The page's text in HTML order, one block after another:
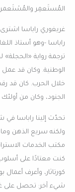
المُستَعمِر
غريغوري راباسا
راباسا -وهو أستاذ
ترجمة رواية «الحجلة»
الوطنية. وكان قد
خلال الحرب. كان قد
الجنود، وكان من أولئك
ولكنه سريع الذهن
مكتب الخدمات
كنت معتادًا على
كورتاثار، وأعرف
شيء آخر: تحصل على